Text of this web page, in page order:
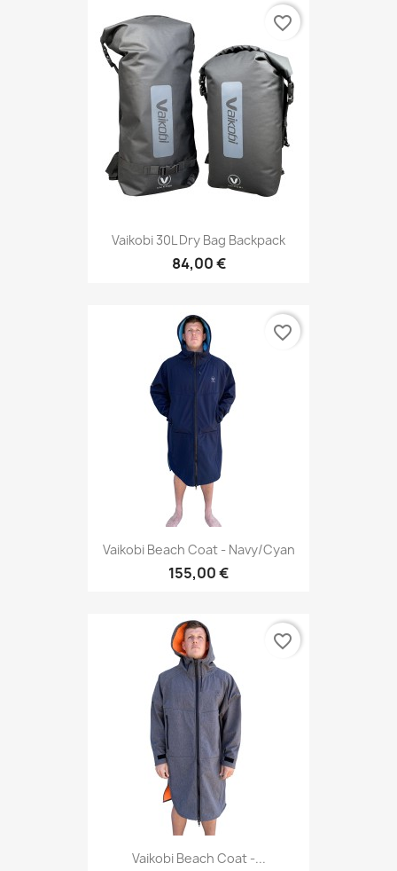
Vaikobi 30L Dry Bag Backpack
84,00 €
favorite_border
Vaikobi Beach Coat - Navy/Cyan
155,00 €
favorite_border
Vaikobi Beach Coat -...
favorite_border